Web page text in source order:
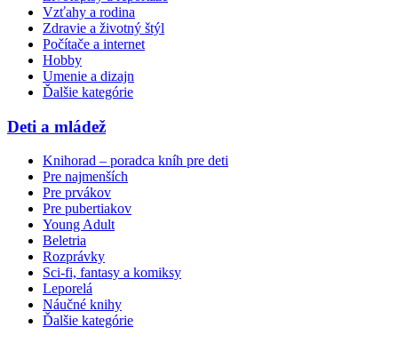
Vzťahy a rodina
Zdravie a životný štýl
Počítače a internet
Hobby
Umenie a dizajn
Ďalšie kategórie
Deti a mládež
Knihorad – poradca kníh pre deti
Pre najmenších
Pre prvákov
Pre pubertiakov
Young Adult
Beletria
Rozprávky
Sci-fi, fantasy a komiksy
Leporelá
Náučné knihy
Ďalšie kategórie